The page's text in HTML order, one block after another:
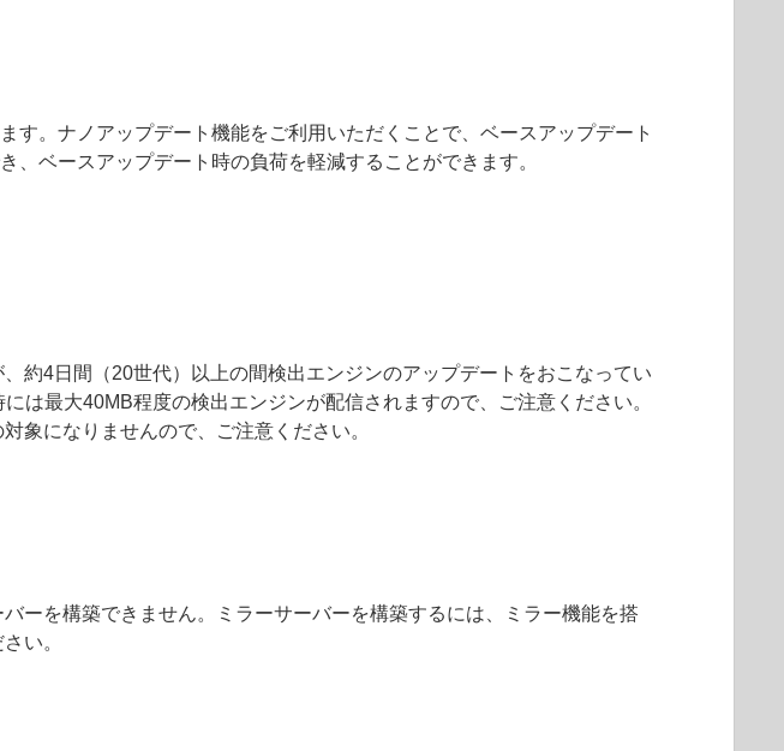
。ナノアップデート機能をご利用いただくことで、ベースアップデート
ベースアップデート時の負荷を軽減することができます。
約4日間（20世代）以上の間検出エンジンのアップデートをおこなってい
は最大40MB程度の検出エンジンが配信されますので、ご注意ください。
象になりませんので、ご注意ください。
ーを構築できません。ミラーサーバーを構築するには、ミラー機能を搭
い。